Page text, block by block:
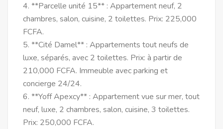
4. **Parcelle unité 15** : Appartement neuf, 2
chambres, salon, cuisine, 2 toilettes. Prix: 225,000
FCFA.
5. **Cité Damel** : Appartements tout neufs de
luxe, séparés, avec 2 toilettes. Prix: à partir de
210,000 FCFA. Immeuble avec parking et
concierge 24/24.
6. **Yoff Apexcy** : Appartement vue sur mer, tout
neuf, luxe, 2 chambres, salon, cuisine, 3 toilettes.
Prix: 250,000 FCFA.